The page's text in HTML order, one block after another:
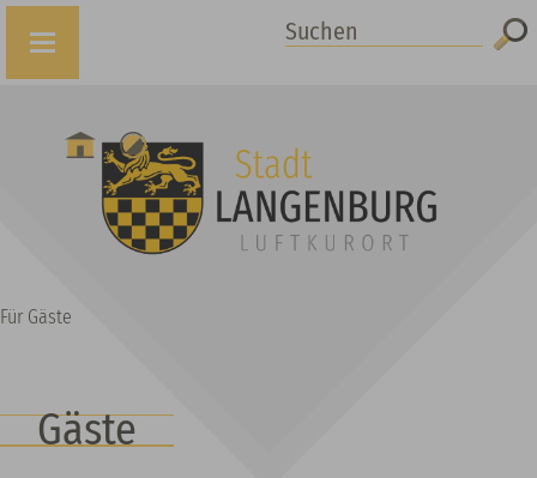
Gäste
Suchen
Für Gäste